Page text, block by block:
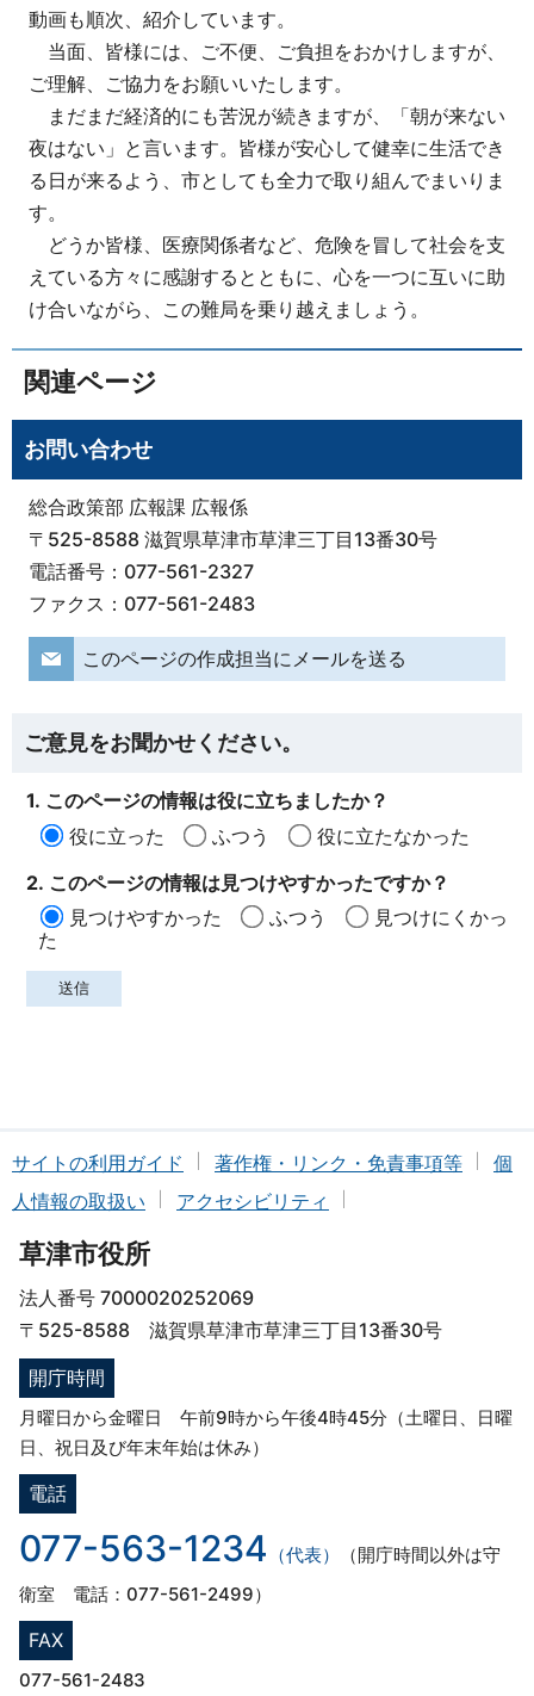
動画も順次、紹介しています。
当面、皆様には、ご不便、ご負担をおかけしますが、
ご理解、ご協力をお願いいたします。
まだまだ経済的にも苦況が続きますが、「朝が来ない
夜はない」と言います。皆様が安心して健幸に生活でき
る日が来るよう、市としても全力で取り組んでまいりま
す。
どうか皆様、医療関係者など、危険を冒して社会を支
えている方々に感謝するとともに、心を一つに互いに助
け合いながら、この難局を乗り越えましょう。
関連ページ
お問い合わせ
総合政策部 広報課 広報係
〒525-8588 滋賀県草津市草津三丁目13番30号
電話番号：077-561-2327
ファクス：077-561-2483
このページの作成担当にメールを送る
ご意見をお聞かせください。
1. このページの情報は役に立ちましたか？
役に立った
ふつう
役に立たなかった
2. このページの情報は見つけやすかったですか？
見つけやすかった
ふつう
見つけにくかっ
た
サイトの利用ガイド 著作権・リンク・免責事項等
個
人情報の取扱い
アクセシビリティ
草津市役所
法人番号 7000020252069
〒525-8588 滋賀県草津市草津三丁目13番30号
開庁時間
月曜日から金曜日 午前9時から午後4時45分（土曜日、日曜
日、祝日及び年末年始は休み）
電話
077-563-1234 （代表）
（開庁時間以外は守
衛室 電話：077-561-2499）
FAX
077-561-2483